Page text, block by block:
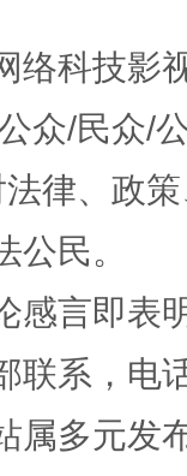
今
魏明
络科技影
众/民众/
律、政
民。
感言即表
联系，电
属多元发